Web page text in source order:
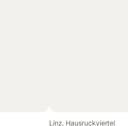
Linz, Hausruckviertel